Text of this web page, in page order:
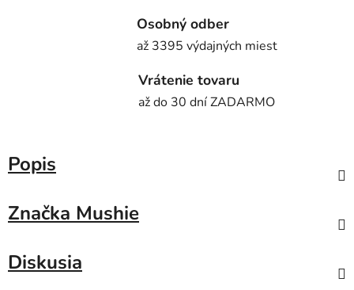
Osobný odber
až 3395 výdajných miest
Vrátenie tovaru
až do 30 dní ZADARMO
Popis
Značka Mushie
Diskusia